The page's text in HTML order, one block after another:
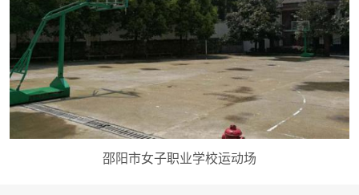
邵阳市女子职业学校运动场